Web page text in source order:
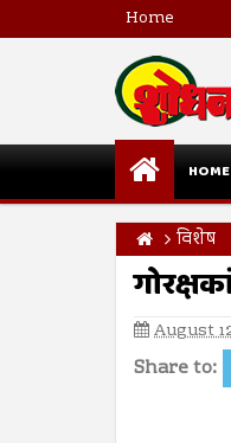
Home
HOME
विशेष
August
Share to: